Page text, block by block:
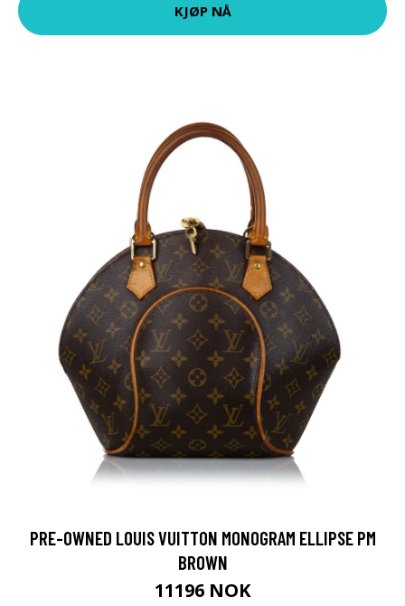
KJØP NÅ
PRE-OWNED LOUIS VUITTON MONOGRAM ELLIPSE PM
BROWN
11196 NOK